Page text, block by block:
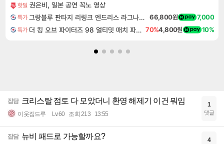
핫딜 권은비, 일본 공연 꼭노 영상
특가 그랑블루 판타지 리링크 엔드리스 라그나로크 Granblue Fantasy Relink Endless Ragnarok 66,800원 7,000
특가 더 킹 오브 파이터즈 98 얼티밋 매치 파이널 에디션 THE KING OF FIGHTERS 98 ULTIMATE MATCH FINAL EDITION 70%4,800원 10%
잡담 크리스탈 점토 다 모았더니 환영 해제기 이건 뭐임
이웃집드루 Lv.60 조회 213 13:55
1
댓글
잡담 뉴비 패드로 가능할까요? 4